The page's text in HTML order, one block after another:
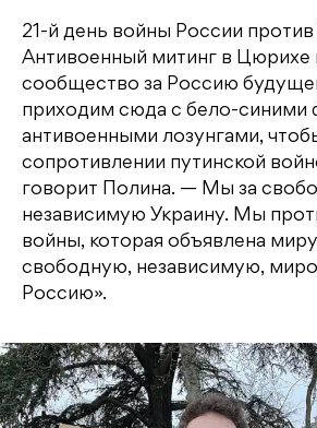
21-й день войны России
Антивоенный митинг в Цюрихе
сообщество за Россию
приходим сюда с бело-синими
антивоенными лозунгами,
сопротивлении путинской
говорит Полина. — Мы за
независимую Украину. Мы
войны, которая объявлена
свободную, независимую,
Россию».